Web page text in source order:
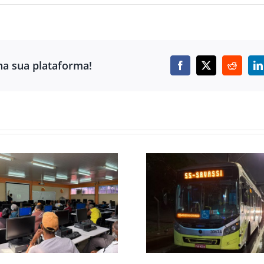
sua plataforma! Facebook
X Reddit
OPERAÇÃO DE
TRÂNSITO E
TRANSPORTE PARA
O ARRAIAL DE BELÔ
TERÁ LINHA
ESPECIAL PARA O
RIBEIRÃO
NEVES ABRE 2º
DE
GRATUITOS
87ª
FESTA DE